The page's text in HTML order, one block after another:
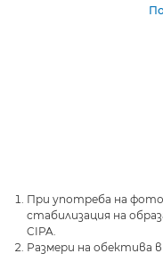
При употреба на
стабилизация на
CIPA.
Размери на обектива